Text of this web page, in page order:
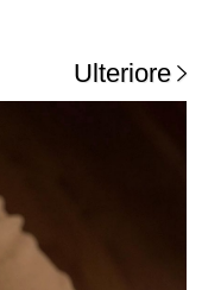
Ulteriore